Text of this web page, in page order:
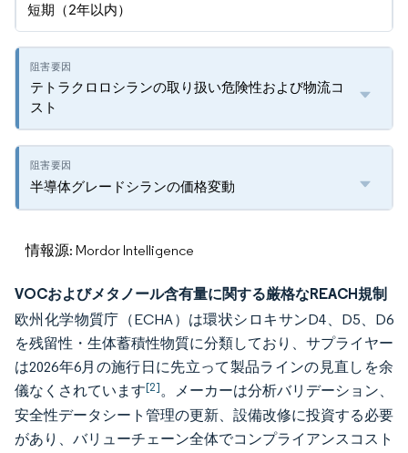
短期（2年以内）
テトラクロロシランの取り扱い危険性および物流コ
スト
半導体グレードシランの価格変動
情報源: Mordor Intelligence
VOCおよびメタノール含有量に関する厳格なREACH規制
欧州化学物質庁（ECHA）は環状シロキサンD4、D5、D6
を残留性・生体蓄積性物質に分類しており、サプライヤー
は2026年6月の施行日に先立って製品ラインの見直しを余
儀なくされています[2]。メーカーは分析バリデーション、
安全性データシート管理の更新、設備改修に投資する必要
があり、バリューチェーン全体でコンプライアンスコスト